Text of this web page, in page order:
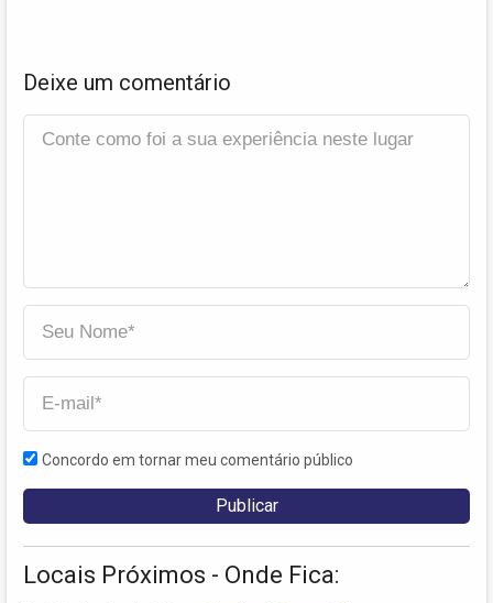
Deixe um comentário
Concordo em tornar meu comentário público
Locais Próximos - Onde Fica: